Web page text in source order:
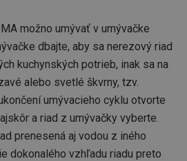
možno umývať v umývačke
dbajte, aby sa nerezový riad
kuchynských potrieb, inak sa na
alebo svetlé škvrny, tzv.
umývacieho cyklu otvorte
a riad z umývačky vyberte.
prenesená aj vodou z iného
dokonalého vzhľadu riadu preto